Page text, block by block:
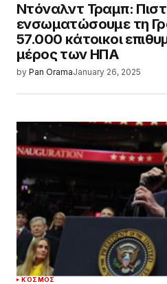
Ντόναλντ Τραμπ:
ενσωματώσουμε τη
57.000 κάτοικοι
μέρος των ΗΠΑ
by Pan OramaJanuary 26, 2025
ΚΌΣΜΟΣ